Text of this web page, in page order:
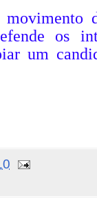
os
um